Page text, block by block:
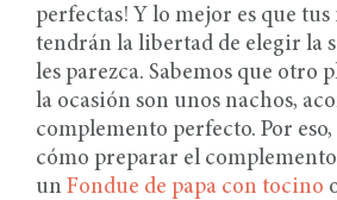
perfectas! Y lo mejor es que
tendrán la libertad de elegir la
les parezca. Sabemos que otro
la ocasión son unos nachos,
complemento perfecto. Por eso,
cómo preparar el
un Fondue de papa con tocino